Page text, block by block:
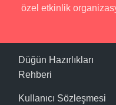
özel etkinlik
Düğün Hazırlıkları
Rehberi
Kullanıcı Sözleşmesi